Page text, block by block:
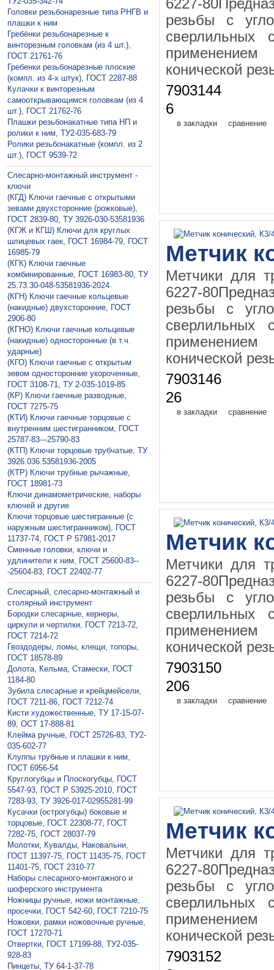
Головки резьбонарезные типа РНГВ и
плашки к ним
Гребёнки резьбонарезные к
винторезным головкам (из 4 шт.),
ГОСТ 21761-76
Гребенки резьбонарезные плоские
(компл. из 4-х штук), ГОСТ 2287-88
Кулачки к винторезным
самооткрывающимся головкам (из 4
шт.), ГОСТ 21762-76
Плашки резьбонакатные типа НП и
ролики к ним, ТУ2-035-683-79
Ролики резьбонакатные (компл. из 2
шт.), ГОСТ 9539-72
Слесарно-монтажный инструмент -
ключи
(КГД) Ключи гаечные с открытыми
зевами двухсторонние (рожковые),
ГОСТ 2839-80, ТУ 3926-030-53581936
(КГЖ и КГШ) Ключи для круглых
шлицевых гаек, ГОСТ 16984-79, ГОСТ
16985-79
(КГК) Ключи гаечные
комбинированные, ГОСТ 16983-80, ТУ
25.73.30-048-53581936-2024
(КГН) Ключи гаечные кольцевые
(накидные) двухсторонние, ГОСТ
2906-80
(КГНО) Ключи гаечные кольцевые
(накидные) односторонные (в т.ч.
ударные)
(КГО) Ключи гаечные с открытым
зевом односторонние укороченные,
ГОСТ 3108-71, ТУ 2-035-1019-85
(КР) Ключи гаечные разводные,
ГОСТ 7275-75
(КТИ) Ключи гаечные торцовые с
внутренним шестигранником, ГОСТ
25787-83---25790-83
(КТП) Ключи торцовые трубчатые, ТУ
3926.036.53581936-2005
(КТР) Ключи трубные рычажные,
ГОСТ 18981-73
Ключи динамометрические, наборы
ключей и другие
Ключи торцовые шестигранные (с
наружным шестигранником), ГОСТ
11737-74, ГОСТ Р 57981-2017
Сменные головки, ключи и
удлинители к ним, ГОСТ 25600-83--
-25604-83, ГОСТ 22402-77
Слесарный, слесарно-монтажный и
столярный инструмент
Бородки слесарные, кернеры,
циркули и чертилки, ГОСТ 7213-72,
ГОСТ 7214-72
Гвоздодеры, ломы, клещи, топоры,
ГОСТ 18578-89
Долота, Кельма, Стамески, ГОСТ
1184-80
Зубила слесарные и крейцмейсели,
ГОСТ 7211-86, ГОСТ 7212-74
Кисти художественные, ТУ 17-15-07-
89, ОСТ 17-888-81
Клейма ручные, ГОСТ 25726-83, ТУ2-
035-602-77
Клуппы трубные и плашки к ним,
ГОСТ 6956-54
Круглогубцы и Плоскогубцы, ГОСТ
5547-93, ГОСТ Р 53925-2010, ГОСТ
7283-93, ТУ 3926-017-02955281-99
Кусачки (острогубцы) боковые и
торцовые, ГОСТ 22308-77, ГОСТ
7282-75, ГОСТ 28037-79
Молотки, Кувалды, Наковальни,
ГОСТ 11397-75, ГОСТ 11435-75, ГОСТ
11401-75, ГОСТ 2310-77
Наборы слесарного-монтажного и
шоферского инструмента
Ножницы ручные, ножи монтажные,
просечки, ГОСТ 542-60, ГОСТ 7210-75
Ножовки, рамки ножовочные ручные,
ГОСТ 17270-71
Отвертки, ГОСТ 17199-88, ТУ2-035-
928-83
Пинцеты, ТУ 64-1-37-78
6227-
резьбы с
сверлильных
конической
7903144
6
в закладки сравнение
Метчик
Метчики для
6227-
резьбы с
сверлильных
конической
7903146
26
в закладки сравнение
Метчик
Метчики для
6227-
резьбы с
сверлильных
конической
7903150
206
в закладки сравнение
Метчик
Метчики для
6227-
резьбы с
сверлильных
конической
7903152